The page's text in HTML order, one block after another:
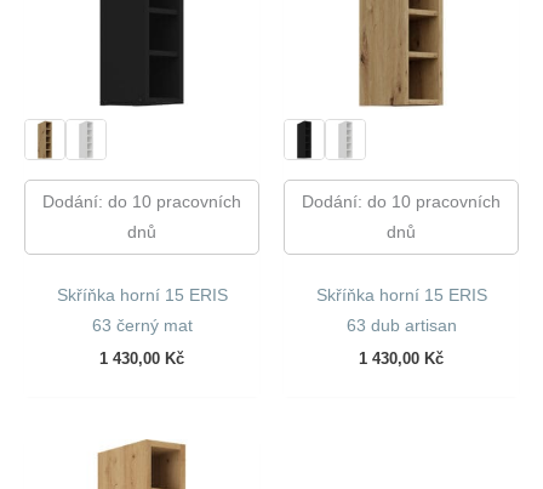
Dodání: do 10 pracovních
dnů
Skříňka horní 15 ERIS
63 černý mat
1 430,00 Kč
Dodání: do 10 pracovních
dnů
Skříňka horní 15 ERIS
63 dub artisan
1 430,00 Kč